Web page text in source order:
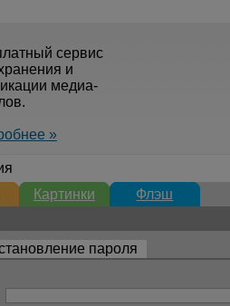
сервис
и
медиа-
»
Картинки
Флэш
пароля